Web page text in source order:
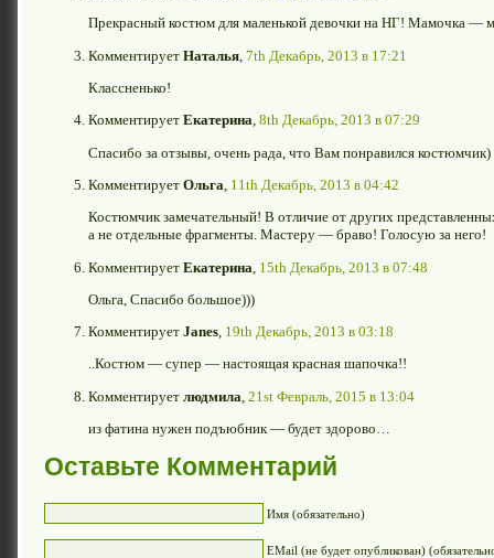
Прекрасный костюм для маленькой девочки на НГ! Мамочка —
Комментирует Наталья 7th Декабрь, 2013 в 17:21
Классненько!
Комментирует Екатерина, 8th Декабрь, 2013 в 07:29
Спасибо за отзывы, очень рада, что Вам понравился костюмчик)
Комментирует Ольга 11th Декабрь, 2013 в 04:42
Костюмчик замечательный! В отличие от других
а не отдельные фрагменты. Мастеру — браво! Голосую за него!
Комментирует Екатерина 15th Декабрь, 2013 в 07:48
Ольга, Спасибо большое)))
Комментирует Janes, 19th Декабрь, 2013 в 03:18
..Костюм — супер — настоящая красная шапочка!!
Комментирует людмила 21st Февраль, 2015 в 13:04
из фатина нужен подъюбник — будет здорово…
Оставьте Комментарий
Имя (обязательно)
EMail (не будет опубликован)